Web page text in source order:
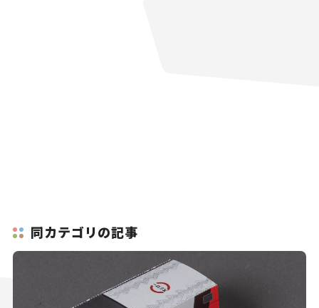
同カテゴリの記事